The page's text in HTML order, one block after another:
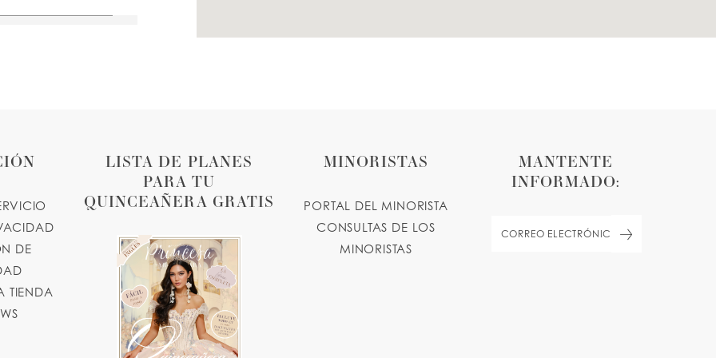
LISTA DE PLANES
PARA TU
QUINCEAÑERA GRATIS
DE
TIENDA
MINORISTAS
PORTAL DEL MINORISTA
CONSULTAS DE LOS
MINORISTAS
MANTENTE
INFORMADO: